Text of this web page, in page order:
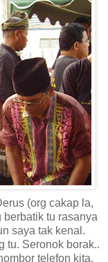
(org cakap la,
tu rasanya
saya tak kenal.
tu. Seronok borak..
telefon kita.